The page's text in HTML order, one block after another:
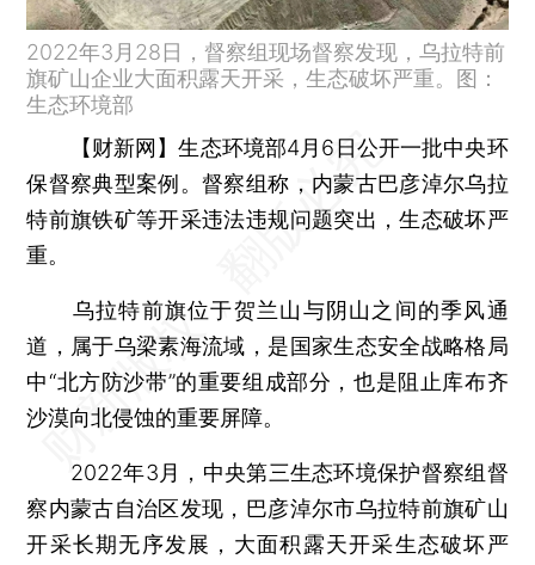
2022年3月28日，督察组现场督察发现，乌拉特前
旗矿山企业大面积露天开采，生态破坏严重。图：
生态环境部
【财新网】生态环境部4月6日公开一批中央环
保督察典型案例。督察组称，内蒙古巴彦淖尔乌拉
特前旗铁矿等开采违法违规问题突出，生态破坏严
重。
乌拉特前旗位于贺兰山与阴山之间的季风通
道，属于乌梁素海流域，是国家生态安全战略格局
中“北方防沙带”的重要组成部分，也是阻止库布齐
沙漠向北侵蚀的重要屏障。
2022年3月，中央第三生态环境保护督察组督
察内蒙古自治区发现，巴彦淖尔市乌拉特前旗矿山
开采长期无序发展，大面积露天开采生态破坏严